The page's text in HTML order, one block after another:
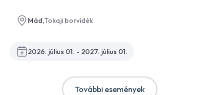
Mád,Tokaji borvidék
2026. július 01. - 2027. július 01.
További események